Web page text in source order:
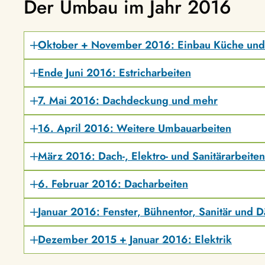
Der Umbau im Jahr 2016
Oktober + November 2016: Einbau Küche
Ende Juni 2016: Estricharbeiten
7. Mai 2016: Dachdeckung und mehr
16. April 2016: Weitere Umbauarbeiten
März 2016: Dach-, Elektro- und Sanitärarbeiten
6. Februar 2016: Dacharbeiten
Januar 2016: Fenster, Bühnentor, Sanitär und
Dezember 2015 + Januar 2016: Elektrik